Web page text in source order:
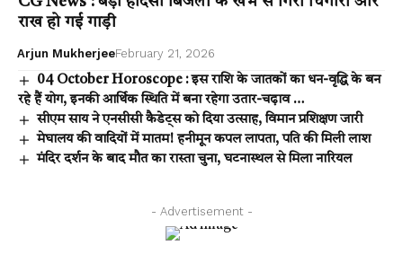
राख हो गई गाड़ी
Arjun MukherjeeFebruary 21, 2026
04 October Horoscope : इस राशि के जातकों का धन-वृद्धि के बन
रहे हैं योग, इनकी आर्थिक स्थिति में बना रहेगा उतार-चढ़ाव …
सीएम साय ने एनसीसी कैडेट्स को दिया उत्साह, विमान प्रशिक्षण जारी
मेघालय की वादियों में मातम! हनीमून कपल लापता, पति की मिली लाश
मंदिर दर्शन के बाद मौत का रास्ता चुना, घटनास्थल से मिला नारियल
- Advertisement -